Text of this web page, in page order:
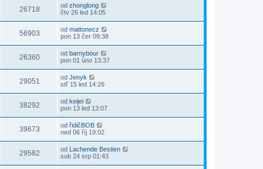
26718 od zhonglong
čtv 26 led 14:05
56903 od mattonecz
pon 13 čer 09:38
26360 od barnybour
pon 01 úno 13:37
29051 od Jenyk
stř 15 led 14:26
38292 od keijei
pon 13 led 13:07
39673 od řidičBOB
ned 06 říj 19:02
29582 od Lachende Bestien
sob 24 srp 01:43